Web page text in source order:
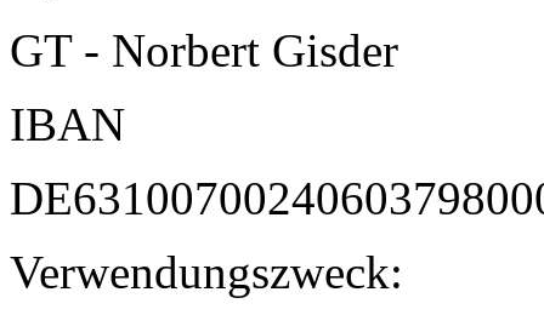
GT - Norbert Gisder
IBAN
Verwendungszweck: